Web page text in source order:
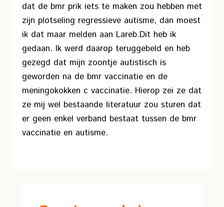
dat de bmr prik iets te maken zou hebben met
zijn plotseling regressieve autisme, dan moest
ik dat maar melden aan Lareb.Dit heb ik
gedaan. Ik werd daarop teruggebeld en heb
gezegd dat mijn zoontje autistisch is
geworden na de bmr vaccinatie en de
meningokokken c vaccinatie. Hierop zei ze dat
ze mij wel bestaande literatuur zou sturen dat
er geen enkel verband bestaat tussen de bmr
vaccinatie en autisme.